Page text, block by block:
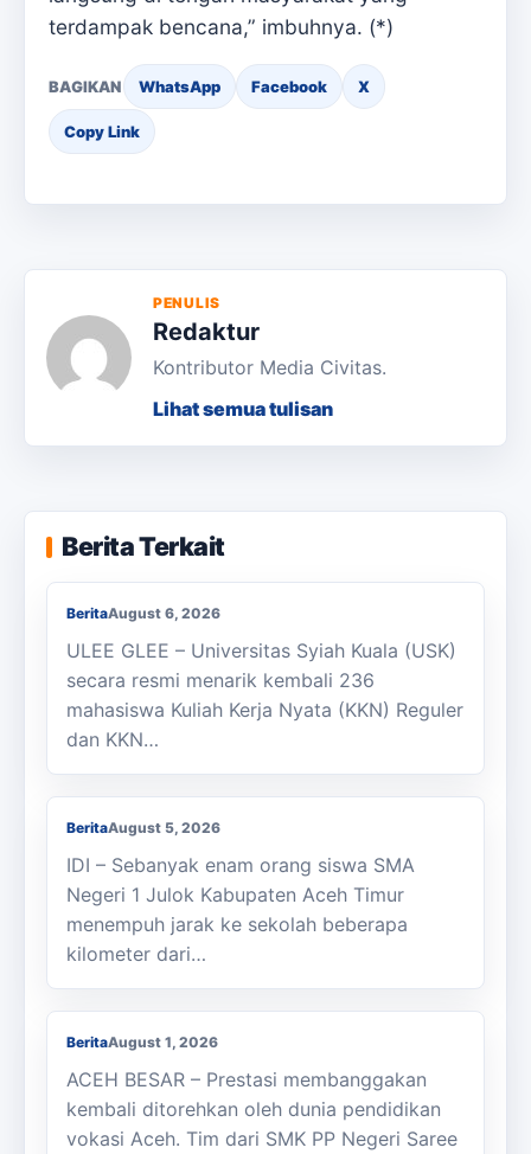
terdampak bencana,” imbuhnya. (*)
BAGIKAN WhatsApp Facebook X
Copy Link
PENULIS
Redaktur
Kontributor Media Civitas.
Lihat semua tulisan
Berita Terkait
KKN Usai, KOSI USK Apresiasi Dukungan
Masyarakat Bandar Dua
BeritaAugust 6, 2026
ULEE GLEE – Universitas Syiah Kuala (USK)
secara resmi menarik kembali 236
mahasiswa Kuliah Kerja Nyata (KKN) Reguler
dan KKN…
Berjalan Kaki ke Sekolah, Enam Siswa
SMAN 1 Julok Butuh Sepeda
BeritaAugust 5, 2026
IDI – Sebanyak enam orang siswa SMA
Negeri 1 Julok Kabupaten Aceh Timur
menempuh jarak ke sekolah beberapa
kilometer dari…
Membanggakan, Siswa SMK PPN Saree
Raih Juara LKS Nasional 2026
BeritaAugust 1, 2026
ACEH BESAR – Prestasi membanggakan
kembali ditorehkan oleh dunia pendidikan
vokasi Aceh. Tim dari SMK PP Negeri Saree